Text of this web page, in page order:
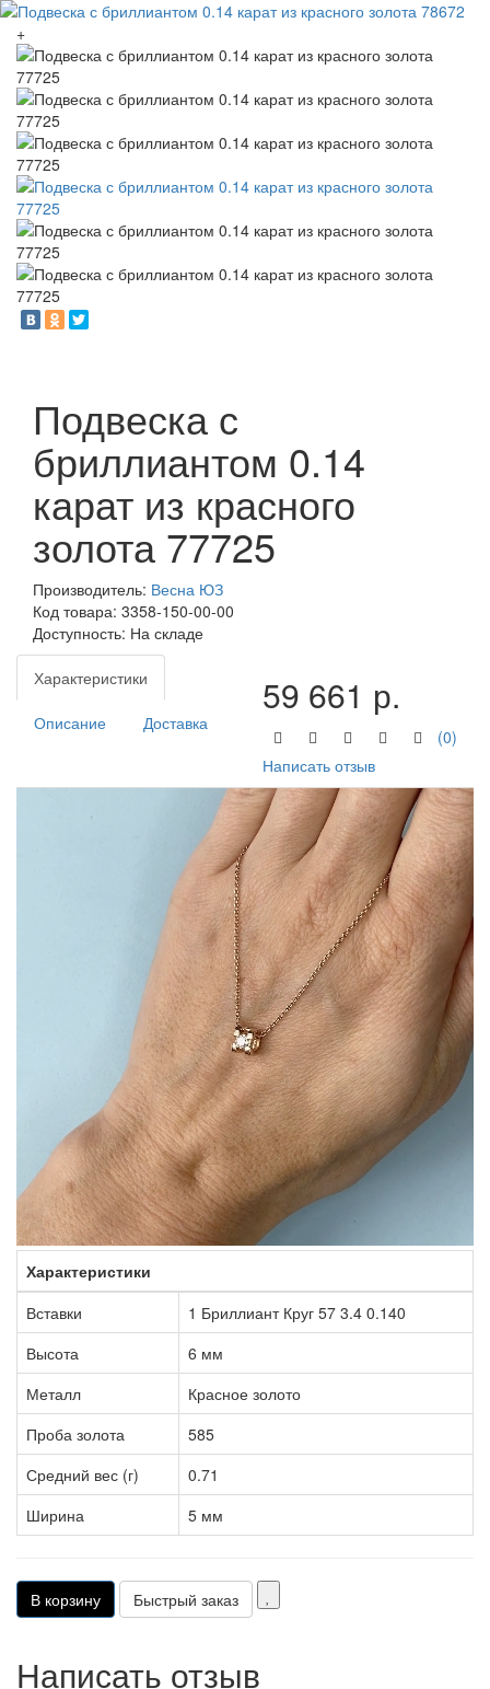
+
Подвеска с
бриллиантом 0.14
карат из красного
золота 77725
Производитель: Весна ЮЗ
Код товара: 3358-150-00-00
Доступность: На складе
59 661 р.
(0)
Написать отзыв
Характеристики
Описание Доставка
Характеристики
Вставки
1 Бриллиант Круг 57 3.4 0.140
Высота
6 мм
Металл
Красное золото
Проба золота
585
Средний вес (г)
0.71
Ширина
5 мм
В корзину
Написать отзыв